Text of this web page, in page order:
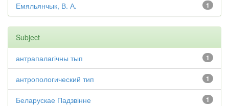
1
Емяльянчык, В. А.
Subject
1
антрапалагічны тып
1
антропологический тип
1
Беларускае Падзвінне